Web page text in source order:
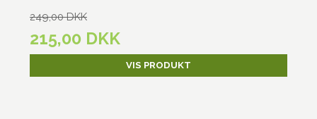
249,00 DKK
215,00 DKK
VIS PRODUKT